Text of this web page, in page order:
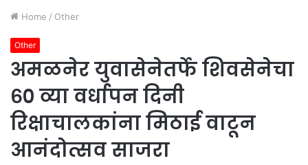
Home / Other
Other
अमळनेर युवासेनेतर्फे शिवसेनेचा
६० व्या वर्धापन दिनी
रिक्षाचालकांना मिठाई वाटून
आनंदोत्सव साजरा